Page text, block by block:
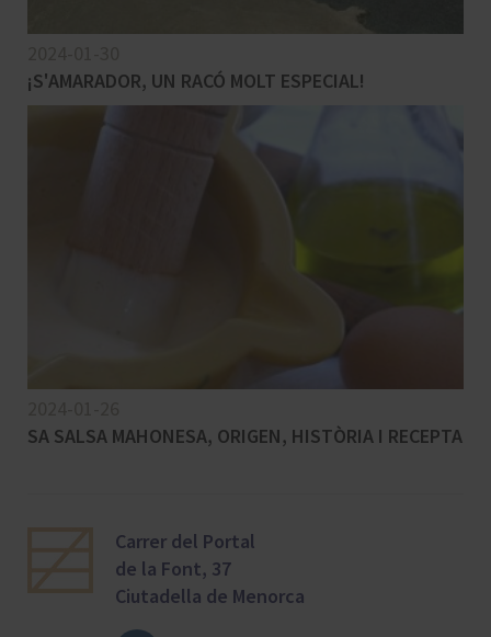
¡S'AMARADOR, UN RACÓ MOLT ESPECIAL!
SA SALSA MAHONESA, ORIGEN, HISTÒRIA I RECEPTA
Carrer del Portal
de la Font, 37
Ciutadella de Menorca